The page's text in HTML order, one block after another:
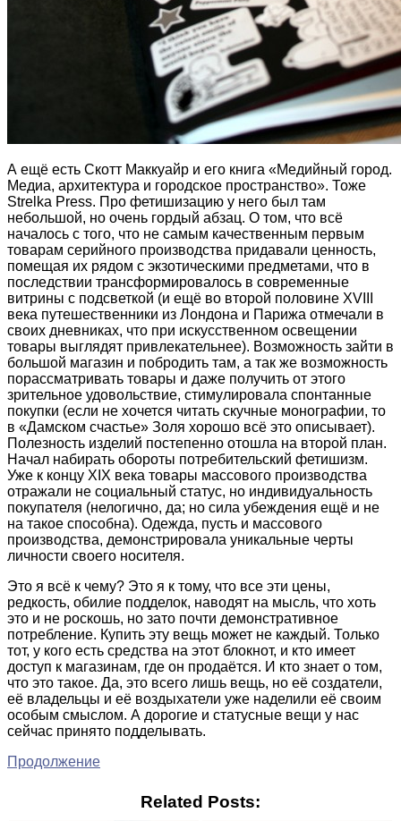
А ещё есть Скотт Маккуайр и его книга «Медийный город.
Медиа, архитектура и городское пространство». Тоже
Strelka Press. Про фетишизацию у него был там
небольшой, но очень гордый абзац. О том, что всё
началось с того, что не самым качественным первым
товарам серийного производства придавали ценность,
помещая их рядом с экзотическими предметами, что в
последствии трансформировалось в современные
витрины с подсветкой (и ещё во второй половине XVIII
века путешественники из Лондона и Парижа отмечали в
своих дневниках, что при искусственном освещении
товары выглядят привлекательнее). Возможность зайти в
большой магазин и побродить там, а так же возможность
порассматривать товары и даже получить от этого
зрительное удовольствие, стимулировала спонтанные
покупки (если не хочется читать скучные монографии, то
в «Дамском счастье» Золя хорошо всё это описывает).
Полезность изделий постепенно отошла на второй план.
Начал набирать обороты потребительский фетишизм.
Уже к концу XIX века товары массового производства
отражали не социальный статус, но индивидуальность
покупателя (нелогично, да; но сила убеждения ещё и не
на такое способна). Одежда, пусть и массового
производства, демонстрировала уникальные черты
личности своего носителя.
Это я всё к чему? Это я к тому, что все эти цены,
редкость, обилие подделок, наводят на мысль, что хоть
это и не роскошь, но зато почти демонстративное
потребление. Купить эту вещь может не каждый. Только
тот, у кого есть средства на этот блокнот, и кто имеет
доступ к магазинам, где он продаётся. И кто знает о том,
что это такое. Да, это всего лишь вещь, но её создатели,
её владельцы и её воздыхатели уже наделили её своим
особым смыслом. А дорогие и статусные вещи у нас
сейчас принято подделывать.
Продолжение
Related Posts: